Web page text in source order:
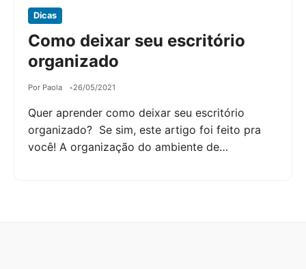
Dicas
Como deixar seu escritório
organizado
Por Paola 26/05/2021
Quer aprender como deixar seu escritório
organizado? Se sim, este artigo foi feito pra
você! A organização do ambiente de…